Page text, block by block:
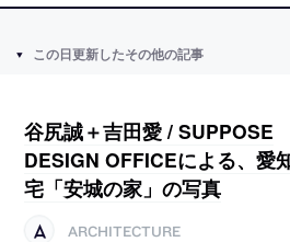
この日更新したその他の記事
谷尻誠＋吉田愛 / SUPPOSE
DESIGN OFFICEによる、愛
宅「安城の家」の写真
ARCHITECTURE